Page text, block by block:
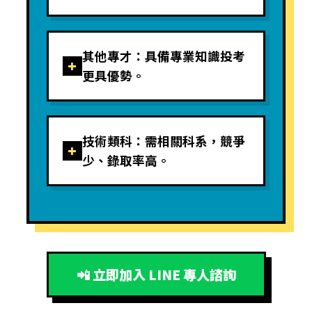
+ 其他專才：具備專業知識投考
更具優勢。
+ 技術類科：需相關科系，競爭
少、錄取率高。
📲 立即加入 LINE 專人諮詢